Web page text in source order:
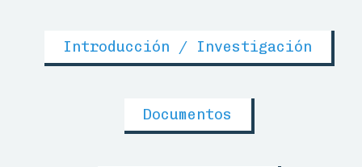
Introducción / Investigación
Documentos